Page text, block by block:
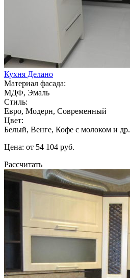
Кухня Делано
Материал фасада:
МДФ, Эмаль
Стиль:
Евро, Модерн, Современный
Цвет:
Белый, Венге, Кофе с молоком и др.
Цена: от 54 104 руб.
Рассчитать